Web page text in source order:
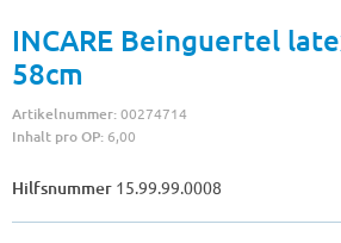
INCARE Beinguertel
58cm
Artikelnummer:00274714
Inhalt pro OP: 6,00
Hilfsnummer 15.99.99.0008